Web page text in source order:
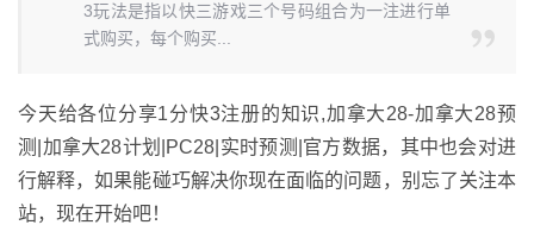
3玩法是指以快三游戏三个号码组合为一注进行单
式购买，每个购买...
今天给各位分享1分快3注册的知识,加拿大28-加拿大28预
测|加拿大28计划|PC28|实时预测|官方数据，其中也会对进
行解释，如果能碰巧解决你现在面临的问题，别忘了关注本
站，现在开始吧！